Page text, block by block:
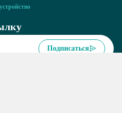
Подписаться